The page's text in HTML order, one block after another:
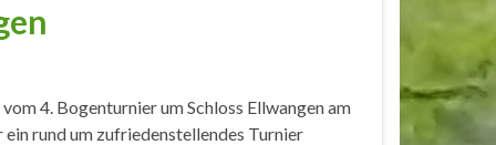
4. Bogenturnier um Schloss Ellwangen am
rund um zufriedenstellendes Turnier